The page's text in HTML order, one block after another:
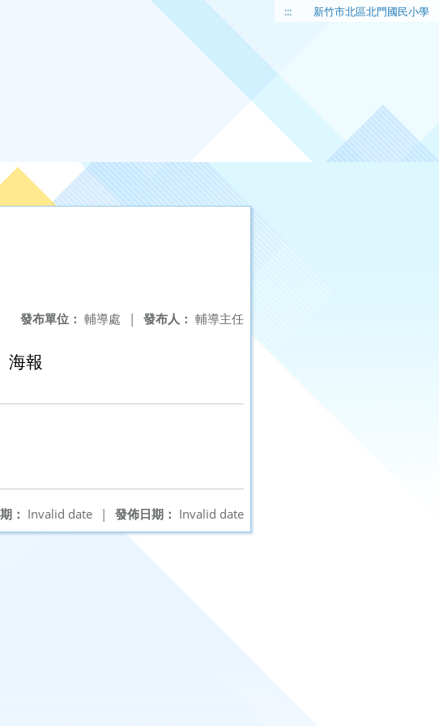
::: 新竹市北區北門國民小學
發布人： 輔導主任
發布單位： 輔導處 |
海報
發佈日期： Invalid date
： Invalid date |